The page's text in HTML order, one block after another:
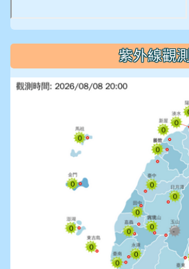
紫外線觀測